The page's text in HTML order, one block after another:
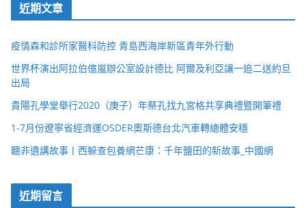
近期文章
疫情森和診所家醫科防控 青島西海岸新區青年外行動
世界杯演出阿拉伯億嵐辦公室設計德比 阿爾及利亞讓一追二送約旦
出局
貴陽孔學堂舉行2020（庚子）年祭孔找九宮格共享典禮暨開筆禮
1-7月份遼寧省經濟運OSDER奧斯德台北汽車轉總體安穩
聽非遺講故事丨西躲查包養網芒康：千年鹽田的新故事_中國網
近期留言